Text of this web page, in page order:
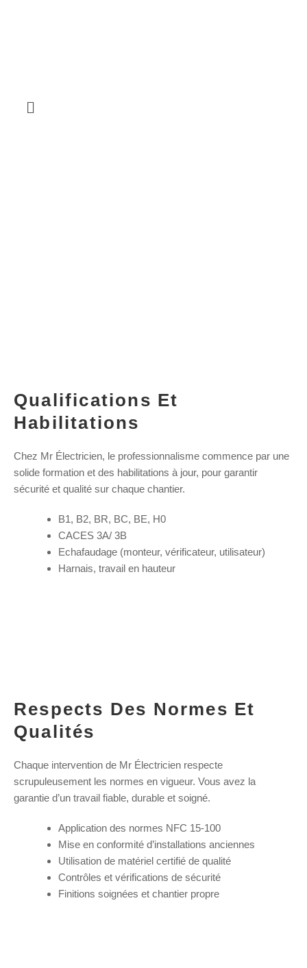
Menu
Qualifications Et
Habilitations
Chez Mr Électricien, le professionnalisme commence par une
solide formation et des habilitations à jour, pour garantir
sécurité et qualité sur chaque chantier.
B1, B2, BR, BC, BE, H0
CACES 3A/ 3B
Echafaudage (monteur, vérificateur, utilisateur)
Harnais, travail en hauteur
Respects Des Normes Et
Qualités
Chaque intervention de Mr Électricien respecte
scrupuleusement les normes en vigueur. Vous avez la
garantie d’un travail fiable, durable et soigné.
Application des normes NFC 15-100
Mise en conformité d’installations anciennes
Utilisation de matériel certifié de qualité
Contrôles et vérifications de sécurité
Finitions soignées et chantier propre